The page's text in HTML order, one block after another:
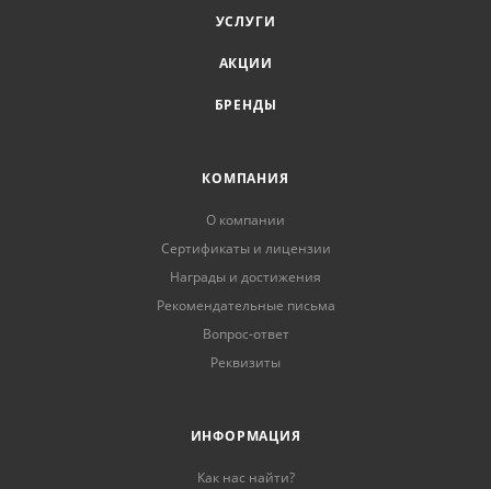
УСЛУГИ
АКЦИИ
БРЕНДЫ
КОМПАНИЯ
О компании
Сертификаты и лицензии
Награды и достижения
Рекомендательные письма
Вопрос-ответ
Реквизиты
ИНФОРМАЦИЯ
Как нас найти?